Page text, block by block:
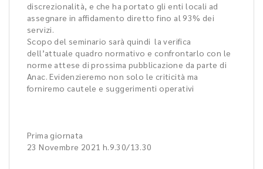
discrezionalità, e che ha portato gli enti locali ad
assegnare in affidamento diretto fino al 93% dei
servizi.
Scopo del seminario sarà quindi la verifica
dell’attuale quadro normativo e confrontarlo con le
norme attese di prossima pubblicazione da parte di
Anac. Evidenzieremo non solo le criticità ma
forniremo cautele e suggerimenti operativi
Prima giornata
23 Novembre 2021 h.9.30/13.30